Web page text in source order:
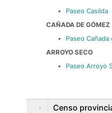
Paseo Casilda
CAÑADA DE GÓMEZ
Paseo Cañada
ARROYO SECO
Paseo Arroyo
Censo